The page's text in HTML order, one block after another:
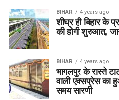
BIHAR 4 years ago
शीघ्र ही बिहार के
की होगी शुरुआत,
BIHAR 4 years ago
भागलपुर के रास्ते
वाली एक्सप्रेस का
समय सारणी